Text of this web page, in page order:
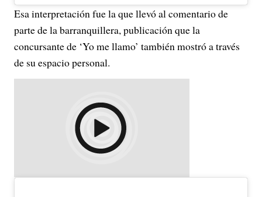
Esa interpretación fue la que llevó al comentario de
parte de la barranquillera, publicación que la
concursante de ‘Yo me llamo’ también mostró a través
de su espacio personal.